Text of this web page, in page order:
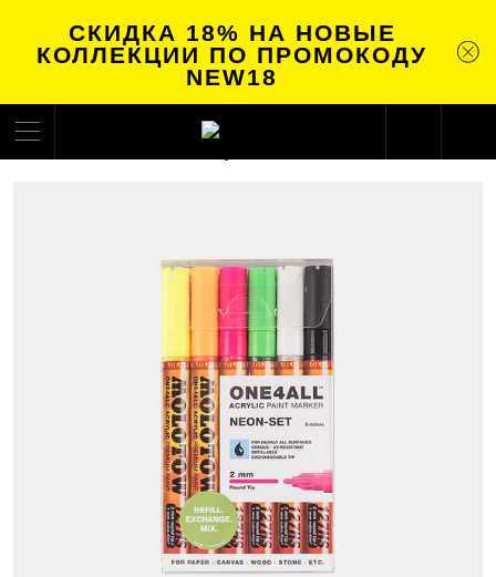
СКИДКА 18% НА НОВЫЕ
КОЛЛЕКЦИИ ПО ПРОМОКОДУ
NEW18